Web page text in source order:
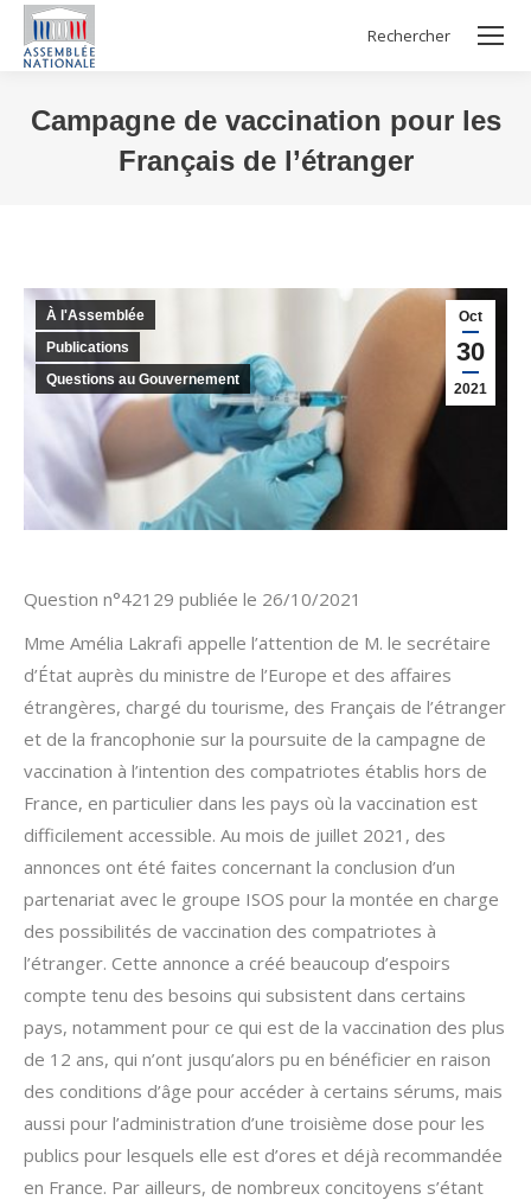
Search:
Rechercher
Campagne de vaccination pour les
Français de l’étranger
Oct
30
2021
À l'Assemblée
Publications
Questions au Gouvernement
Question n°42129 publiée le 26/10/2021
Mme Amélia Lakrafi appelle l’attention de M. le secrétaire
d’État auprès du ministre de l’Europe et des affaires
étrangères, chargé du tourisme, des Français de l’étranger
et de la francophonie sur la poursuite de la campagne de
vaccination à l’intention des compatriotes établis hors de
France, en particulier dans les pays où la vaccination est
difficilement accessible. Au mois de juillet 2021, des
annonces ont été faites concernant la conclusion d’un
partenariat avec le groupe ISOS pour la montée en charge
des possibilités de vaccination des compatriotes à
l’étranger. Cette annonce a créé beaucoup d’espoirs
compte tenu des besoins qui subsistent dans certains
pays, notamment pour ce qui est de la vaccination des plus
de 12 ans, qui n’ont jusqu’alors pu en bénéficier en raison
des conditions d’âge pour accéder à certains sérums, mais
aussi pour l’administration d’une troisième dose pour les
publics pour lesquels elle est d’ores et déjà recommandée
en France. Par ailleurs, de nombreux concitoyens s’étant